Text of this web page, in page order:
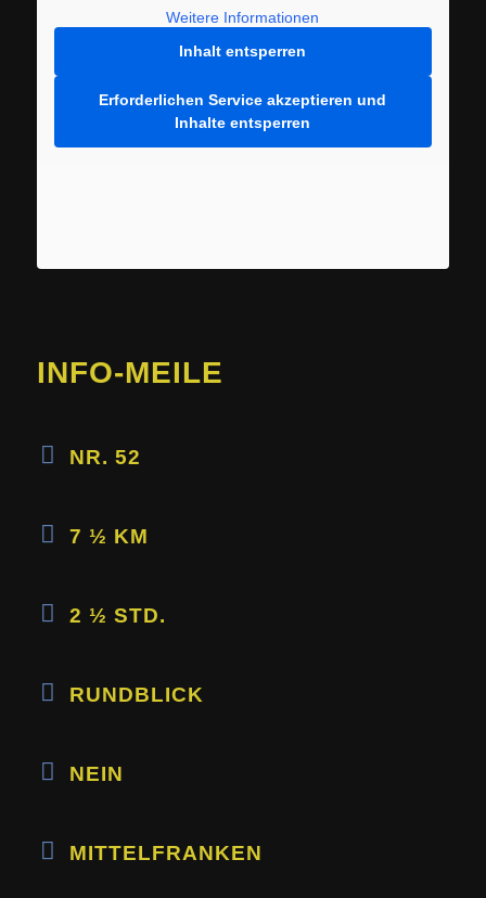
Weitere Informationen
Inhalt entsperren
Erforderlichen Service akzeptieren und
Inhalte entsperren
INFO-MEILE
NR. 52
7 ½ KM
2 ½ STD.
RUNDBLICK
NEIN
MITTELFRANKEN